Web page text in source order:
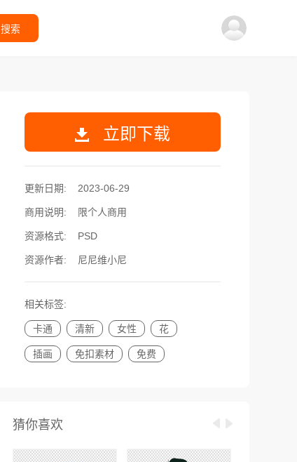
搜索
立即下载
更新日期: 2023-06-29
商用说明: 限个人商用
资源格式: PSD
资源作者: 尼尼维小尼
相关标签:
卡通 清新 女性 花
插画 免扣素材 免费
猜你喜欢